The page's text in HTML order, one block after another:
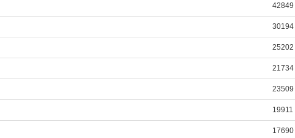
42849
30194
25202
21734
23509
19911
17690